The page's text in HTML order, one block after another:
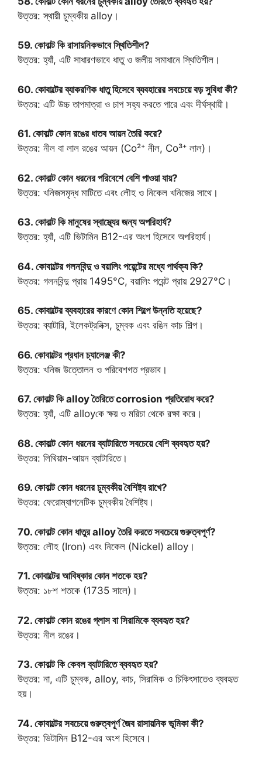
উত্তর: স্থায়ী চুম্বকীয় alloy।
59. কোবাল্ট কি রাসায়নিকভাবে স্থিতিশীল?
উত্তর: হ্যাঁ, এটি সাধারণভাবে ধাতু ও জলীয় সমাধানে স্থিতিশীল।
60. কোবাল্টের ব্যাকরণিক ধাতু হিসেবে ব্যবহারের সবচেয়ে বড় সুবিধা কী?
উত্তর: এটি উচ্চ তাপমাত্রা ও চাপ সহ্য করতে পারে এবং দীর্ঘস্থায়ী।
61. কোবাল্ট কোন রঙের ধাতব আয়ন তৈরি করে?
উত্তর: নীল বা লাল রঙের আয়ন (Co²⁺ নীল, Co³⁺ লাল)।
62. কোবাল্ট কোন ধরনের পরিবেশে বেশি পাওয়া যায়?
উত্তর: খনিজসমৃদ্ধ মাটিতে এবং লৌহ ও নিকেল খনিজের সাথে।
63. কোবাল্ট কি মানুষের স্বাস্থ্যের জন্য অপরিহার্য?
উত্তর: হ্যাঁ, এটি ভিটামিন B12-এর অংশ হিসেবে অপরিহার্য।
64. কোবাল্টের গলনবিন্দু ও বয়ালিং পয়েন্টের মধ্যে পার্থক্য কি?
উত্তর: গলনবিন্দু প্রায় 1495°C, বয়ালিং পয়েন্ট প্রায় 2927°C।
65. কোবাল্টের ব্যবহারের কারণে কোন শিল্পে উন্নতি হয়েছে?
উত্তর: ব্যাটারি, ইলেকট্রনিক্স, চুম্বক এবং রঙিন কাচ শিল্প।
66. কোবাল্টের প্রধান চ্যালেঞ্জ কী?
উত্তর: খনিজ উত্তোলন ও পরিবেশগত প্রভাব।
67. কোবাল্ট কি alloy তৈরিতে corrosion প্রতিরোধ করে?
উত্তর: হ্যাঁ, এটি alloyকে ক্ষয় ও মরিচা থেকে রক্ষা করে।
68. কোবাল্ট কোন ধরনের ব্যাটারিতে সবচেয়ে বেশি ব্যবহৃত হয়?
উত্তর: লিথিয়াম-আয়ন ব্যাটারিতে।
69. কোবাল্ট কোন ধরনের চুম্বকীয় বৈশিষ্ট্য রাখে?
উত্তর: ফেরোম্যাগনেটিক চুম্বকীয় বৈশিষ্ট্য।
70. কোবাল্ট কোন ধাতুর alloy তৈরি করতে সবচেয়ে গুরুত্বপূর্ণ?
উত্তর: লৌহ (Iron) এবং নিকেল (Nickel) alloy।
71. কোবাল্টের আবিষ্কার কোন শতকে হয়?
উত্তর: ১৮শ শতকে (1735 সালে)।
72. কোবাল্ট কোন রঙের গ্লাস বা সিরামিকে ব্যবহৃত হয়?
উত্তর: নীল রঙের।
73. কোবাল্ট কি কেবল ব্যাটারিতে ব্যবহৃত হয়?
উত্তর: না, এটি চুম্বক, alloy, কাচ, সিরামিক ও চিকিৎসাতেও ব্যবহৃত
হয়।
74. কোবাল্টের সবচেয়ে গুরুত্বপূর্ণ জৈব রাসায়নিক ভূমিকা কী?
উত্তর: ভিটামিন B12-এর অংশ হিসেবে।